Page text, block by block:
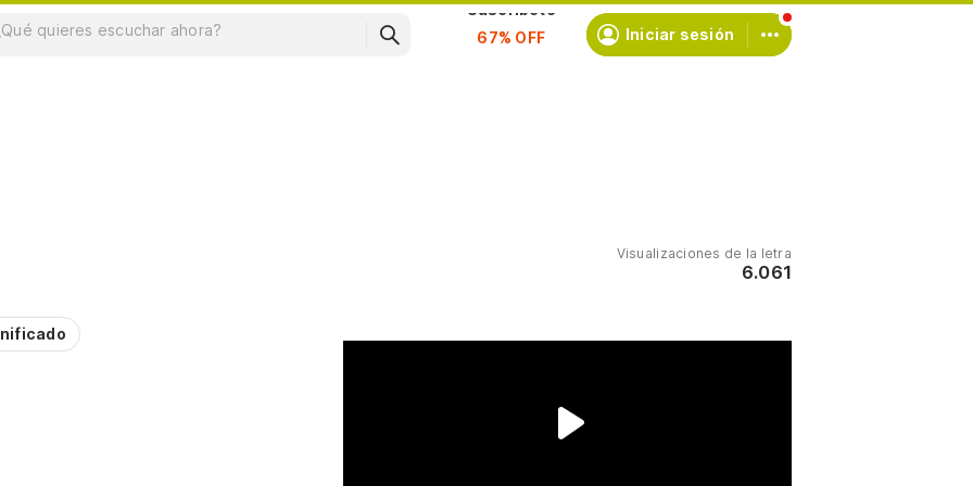
Suscríbete Iniciar sesión
Visualizaciones de la letra
6.061